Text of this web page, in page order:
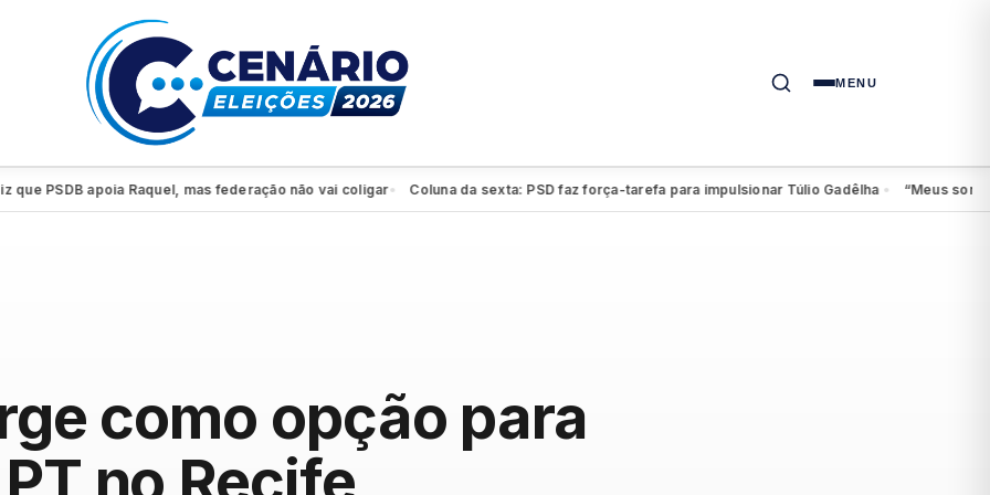
MENU
apoia Raquel, mas federação não vai coligar● Coluna da sexta: PSD faz força-tarefa para impulsionar Túlio Gadêlha● “Meus sonhos
como opção para